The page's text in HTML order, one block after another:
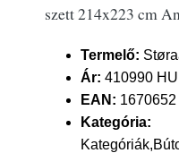
szett 214x223 cm
Termelő:
Ár: 410990
EAN: 1670652
Kategória: